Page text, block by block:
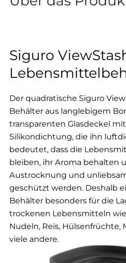
Siguro
Der quadratische Siguro
Behälter aus langlebigem
transparenten Glasdeckel
Silikondichtung, die ihn
bedeutet, dass die
bleiben, ihr Aroma behalten
Austrocknung und
geschützt werden. Deshalb
Behälter besonders für die
trockenen Lebensmitteln wie
Nudeln, Reis, Hülsenfrüchte,
viele andere.